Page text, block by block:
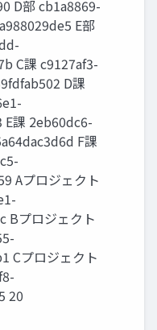
D部 cb1a8869-
E部
C課 c9127af3-
D課
課 2eb60dc6-
F課
Aプロジェクト
Bプロジェクト
Cプロジェクト
20